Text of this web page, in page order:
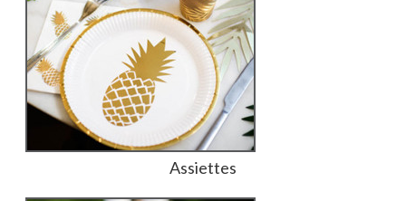
Assiettes